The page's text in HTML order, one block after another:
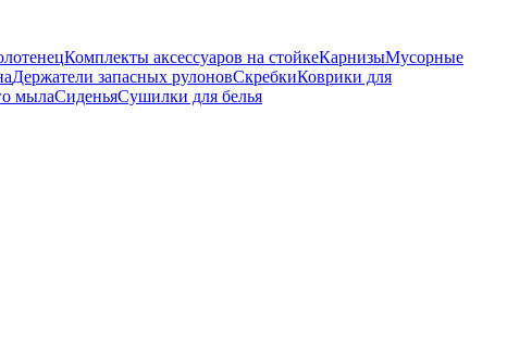
Комплекты аксессуаров на стойкеКарнизыМусорные
Держатели запасных рулоновСкребкиКоврики для
мылаСиденьяСушилки для белья